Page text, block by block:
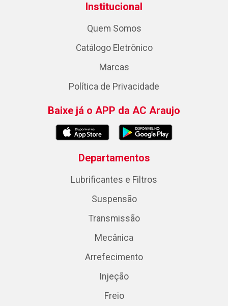
Institucional
Quem Somos
Catálogo Eletrônico
Marcas
Política de Privacidade
Baixe já o APP da AC Araujo
Departamentos
Lubrificantes e Filtros
Suspensão
Transmissão
Mecânica
Arrefecimento
Injeção
Freio